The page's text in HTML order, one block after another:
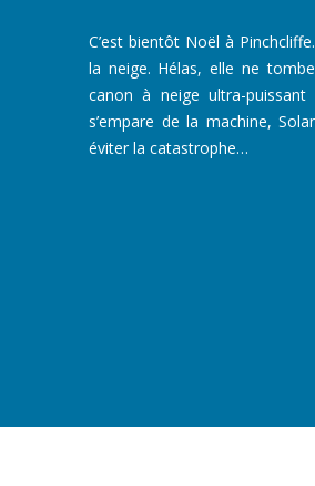
C’est bientôt Noël à
la neige. Hélas, elle ne
canon à neige ultra-
s’empare de la machine,
éviter la catastrophe…